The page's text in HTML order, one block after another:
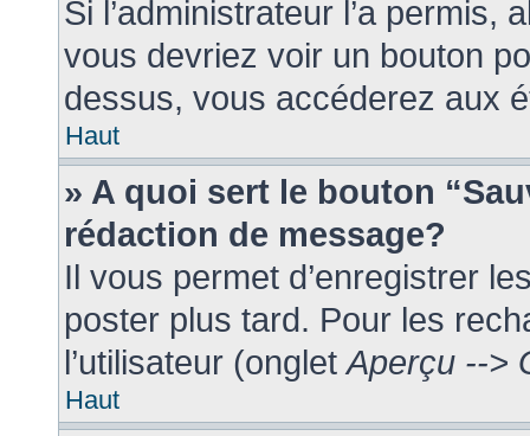
Si l’administrateur l’a permis,
vous devriez voir un bouton
dessus, vous accéderez aux
Haut
» A quoi sert le bouton
rédaction de message?
Il vous permet d’enregistrer
poster plus tard. Pour les
l’utilisateur (ongletAperçu -->
Haut